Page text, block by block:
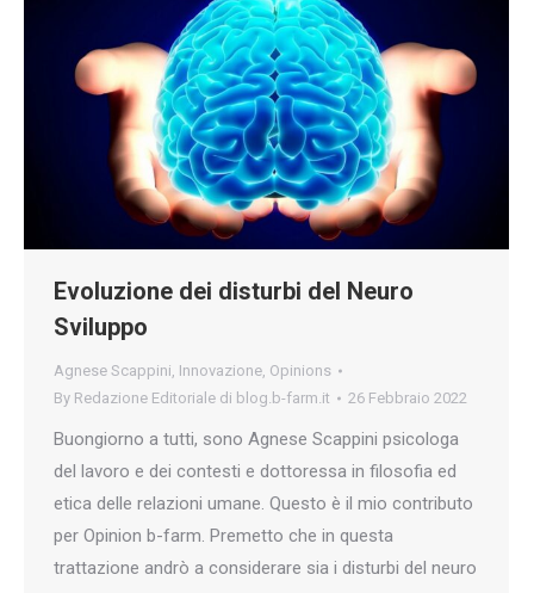
Evoluzione dei disturbi del Neuro
Sviluppo
Agnese Scappini, Innovazione, Opinions
By Redazione Editoriale di blog.b-farm.it 26 Febbraio 2022
Buongiorno a tutti, sono Agnese Scappini psicologa
del lavoro e dei contesti e dottoressa in filosofia ed
etica delle relazioni umane. Questo è il mio contributo
per Opinion b-farm. Premetto che in questa
trattazione andrò a considerare sia i disturbi del neuro